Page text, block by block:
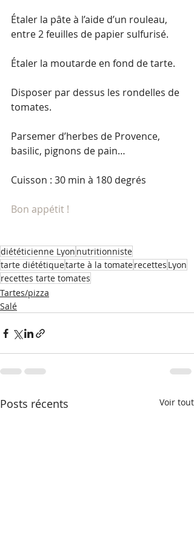
Étaler la pâte à l’aide d’un rouleau,
entre 2 feuilles de papier sulfurisé.
Étaler la moutarde en fond de tarte.
Disposer par dessus les rondelles de
tomates.
Parsemer d’herbes de Provence,
basilic, pignons de pain…
Cuisson : 30 min à 180 degrés
Bon appétit !
diététicienne Lyon nutritionniste
tarte diététiquetarte à la tomaterecettes Lyon
recettes tarte tomates
Tartes/pizza
Salé
Posts récents Voir tout